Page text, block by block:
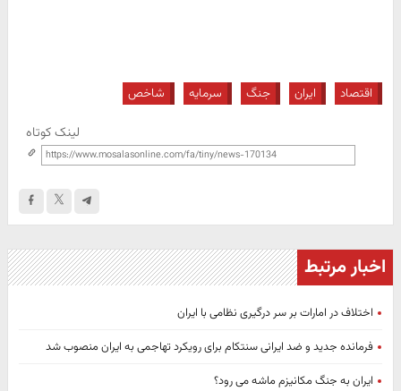
اقتصاد ایران جنگ سرمایه شاخص
لینک کوتاه
اخبار مرتبط
اختلاف در امارات بر سر درگیری نظامی با ایران
فرمانده جدید و ضد ایرانی سنتکام برای رویکرد تهاجمی به ایران منصوب شد
ایران به جنگ مکانیزم ماشه می رود؟